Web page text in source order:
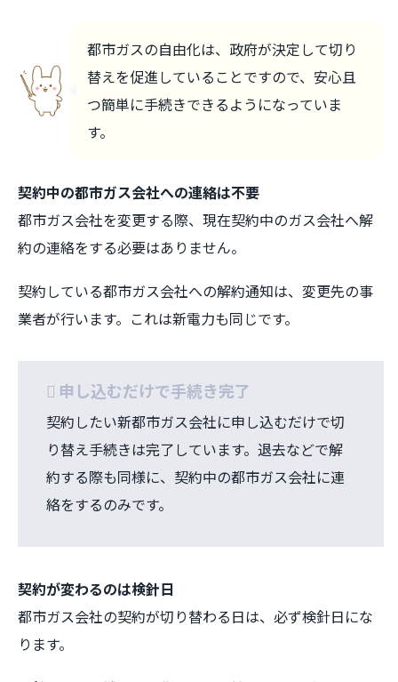
都市ガスの自由化は、政府が決定して切り
替えを促進していることですので、安心且
つ簡単に手続きできるようになっていま
す。
契約中の都市ガス会社への連絡は不要
都市ガス会社を変更する際、現在契約中のガス会社へ解
約の連絡をする必要はありません。
契約している都市ガス会社への解約通知は、変更先の事
業者が行います。これは新電力も同じです。
申し込むだけで手続き完了
契約したい新都市ガス会社に申し込むだけで切
り替え手続きは完了しています。退去などで解
約する際も同様に、契約中の都市ガス会社に連
絡をするのみです。
契約が変わるのは検針日
都市ガス会社の契約が切り替わる日は、必ず検針日にな
ります。